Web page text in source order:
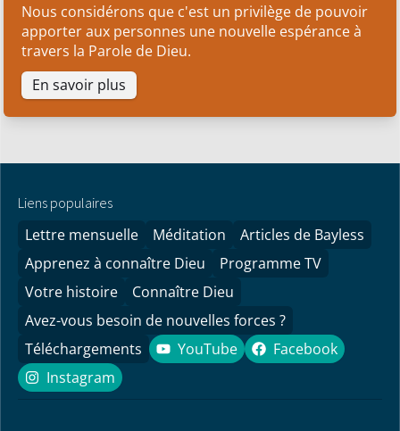
Nous considérons que c'est un privilège de pouvoir
apporter aux personnes une nouvelle espérance à
travers la Parole de Dieu.
En savoir plus
Liens populaires
Lettre mensuelle Méditation
Articles de Bayless
Apprenez à connaître Dieu
Programme TV
Votre histoire
Connaître Dieu
Avez-vous besoin de nouvelles forces ?
Téléchargements
YouTube
YouTube Facebook
Facebook
Instagram
Instagram